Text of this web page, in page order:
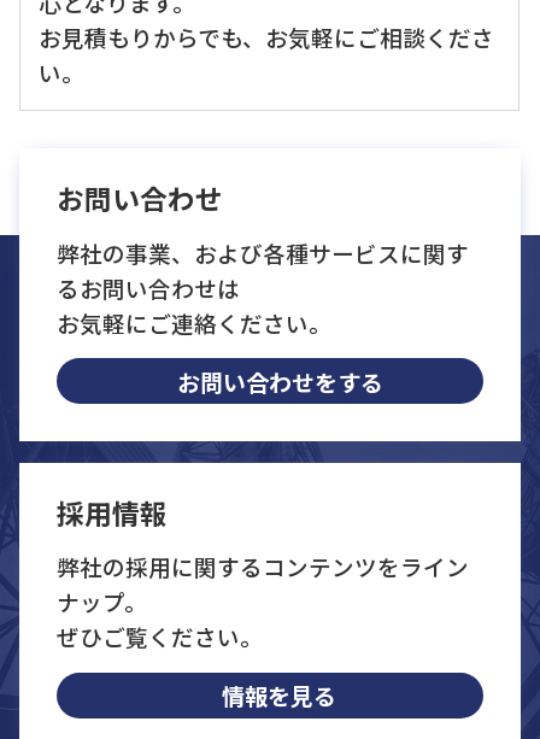
お見積もりからでも、お気軽にご相談くださ
い。
お問い合わせ
弊社の事業、および各種サービスに関す
るお問い合わせは
お気軽にご連絡ください。
お問い合わせをする
採用情報
弊社の採用に関するコンテンツをライン
ナップ。
ぜひご覧ください。
情報を見る